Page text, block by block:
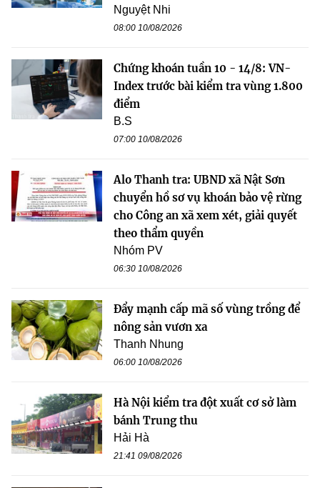
Nguyệt Nhi
08:00 10/08/2026
Chứng khoán tuần 10 - 14/8: VN-
Index trước bài kiểm tra vùng 1.800
điểm
B.S
07:00 10/08/2026
Alo Thanh tra: UBND xã Nật Sơn
chuyển hồ sơ vụ khoán bảo vệ rừng
cho Công an xã xem xét, giải quyết
theo thẩm quyền
Nhóm PV
06:30 10/08/2026
Đẩy mạnh cấp mã số vùng trồng để
nông sản vươn xa
Thanh Nhung
06:00 10/08/2026
Hà Nội kiểm tra đột xuất cơ sở làm
bánh Trung thu
Hải Hà
21:41 09/08/2026